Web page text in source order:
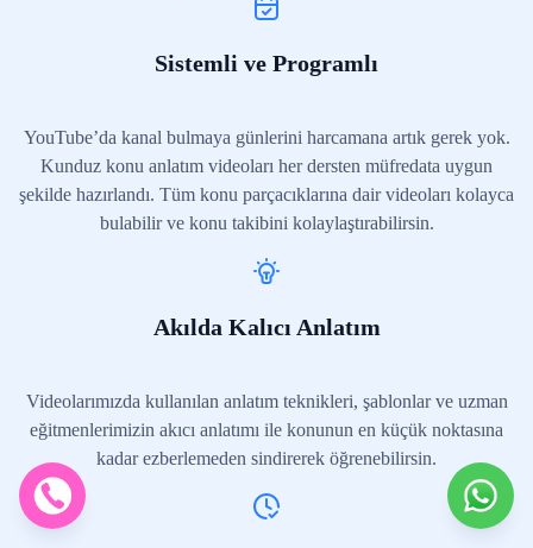
Sistemli ve Programlı
YouTube’da kanal bulmaya günlerini harcamana artık gerek yok.
Kunduz konu anlatım videoları her dersten müfredata uygun
şekilde hazırlandı. Tüm konu parçacıklarına dair videoları kolayca
bulabilir ve konu takibini kolaylaştırabilirsin.
Akılda Kalıcı Anlatım
Videolarımızda kullanılan anlatım teknikleri, şablonlar ve uzman
eğitmenlerimizin akıcı anlatımı ile konunun en küçük noktasına
kadar ezberlemeden sindirerek öğrenebilirsin.